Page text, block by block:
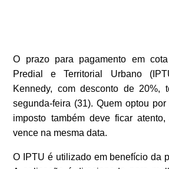
O prazo para pagamento em
Predial e Territorial Urbano
Kennedy, com desconto de 20%,
segunda-feira (31). Quem optou
imposto também deve ficar
vence na mesma data.
O IPTU é utilizado em benefício da